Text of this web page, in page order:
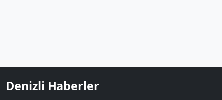
Denizli Haberler